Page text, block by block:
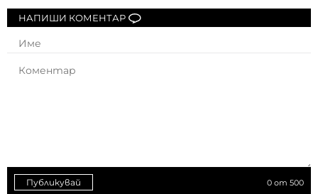
НАПИШИ КОМЕНТАР
0 от 500
Публикувай